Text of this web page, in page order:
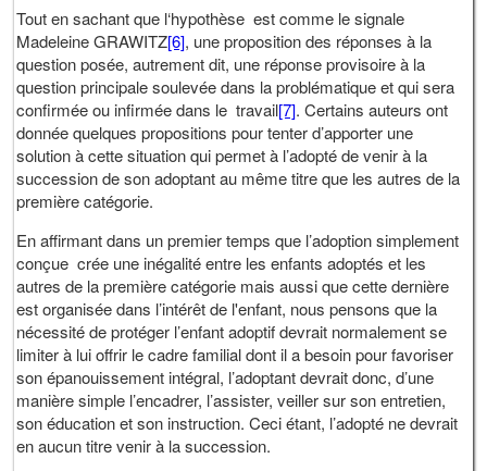
Tout en sachant que l‘hypothèse est comme le signale
Madeleine GRAWITZ[6], une proposition des réponses à la
question posée, autrement dit, une réponse provisoire à la
question principale soulevée dans la problématique et qui sera
confirmée ou infirmée dans le travail[7]. Certains auteurs ont
donnée quelques propositions pour tenter d’apporter une
solution à cette situation qui permet à l’adopté de venir à la
succession de son adoptant au même titre que les autres de la
première catégorie.
En affirmant dans un premier temps que l’adoption simplement
conçue crée une inégalité entre les enfants adoptés et les
autres de la première catégorie mais aussi que cette dernière
est organisée dans l’intérêt de l'enfant, nous pensons que la
nécessité de protéger l’enfant adoptif devrait normalement se
limiter à lui offrir le cadre familial dont il a besoin pour favoriser
son épanouissement intégral, l’adoptant devrait donc, d’une
manière simple l’encadrer, l’assister, veiller sur son entretien,
son éducation et son instruction. Ceci étant, l’adopté ne devrait
en aucun titre venir à la succession.